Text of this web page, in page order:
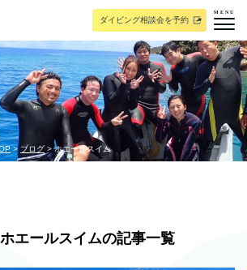
ダイビング相談会を予約
MENU
ブログ ホエールスイム
エールスイムの記事一覧